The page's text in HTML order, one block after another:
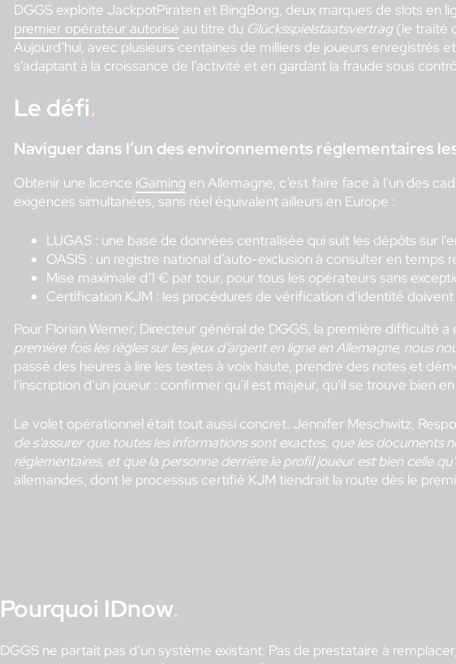
DGGS exploite JackpotPiraten et BingBong, deux marques de slots en
premier opérateur autorisé au titre du Glücksspielstaatsvertrag(le traité
Aujourd’hui, avec plusieurs centaines de milliers de joueurs
s’adaptant à la croissance de l’activité et en gardant la fraude sous
Le défi.
Naviguer dans l’un des environnements réglementaires
Obtenir une licence iGaming en Allemagne, c’est faire face à l’un des
exigences simultanées, sans réel équivalent ailleurs en Europe :
LUGAS : une base de données centralisée qui suit les dépôts sur
OASIS : un registre national d’auto-exclusion à consulter en temps
Mise maximale d’1 € par tour, pour tous les opérateurs sans
Certification KJM : les procédures de vérification d’identité
Pour Florian Werner, Directeur général de DGGS, la première difficulté
première fois les règles sur les jeux d’argent en ligne en Allemagne, nous
passé des heures à lire les textes à voix haute, prendre des notes et
l’inscription d’un joueur : confirmer qu’il est majeur, qu’il se trouve bien
Le volet opérationnel était tout aussi concret. Jennifer Meschwitz,
de s’assurer que toutes les informations sont exactes, que les
réglementaires, et que la personne derrière le profil joueur est bien celle
allemandes, dont le processus certifié KJM tiendrait la route dès le
Pourquoi IDnow.
DGGS ne partait pas d’un système existant. Pas de prestataire à